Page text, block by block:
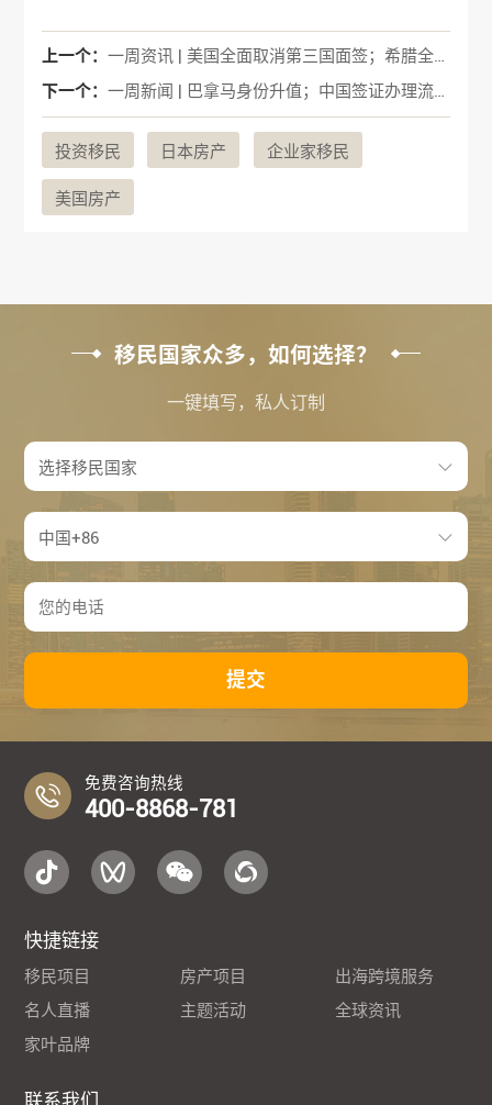
上一个：
一周资讯 | 美国全面取消第三国面签；希腊全国房产将信息数字化
下一个：
一周新闻 | 巴拿马身份升值；中国签证办理流程有重大调整！
投资移民 日本房产 企业家移民
美国房产
移民国家众多，如何选择？
一键填写，私人订制
提交
免费咨询热线
400-8868-781
快捷链接
移民项目 房产项目
出海跨境服务
名人直播
主题活动
全球资讯
家叶品牌
联系我们